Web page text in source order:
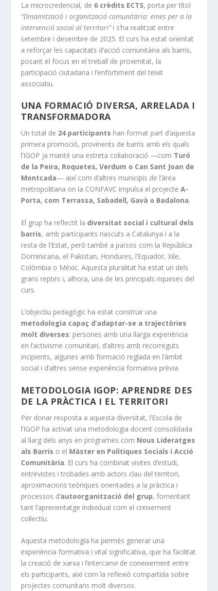
La microcredencial, de 6 crèdits ECTS, porta per títol
“Dinamització i organització comunitària: eines per a la
intervenció social al territori”i s’ha realitzat entre
setembre i desembre de 2025. El curs ha estat orientat
a reforçar les capacitats d’acció comunitària als barris,
posant el focus en el treball de proximitat, la
participació ciutadana i l’enfortiment del teixit
associatiu.
UNA FORMACIÓ DIVERSA, ARRELADA I
TRANSFORMADORA
Un total de 24 participants han format part d’aquesta
primera promoció, provinents de barris amb els quals
l’IGOP ja manté una estreta col·laboració —com Turó
de la Peira, Roquetes, Verdum o Can Sant Joan de
Montcada— així com d’altres municipis de l’àrea
metropolitana on la CONFAVC impulsa el projecte A-
Porta, com Terrassa, Sabadell, Gavà o Badalona.
El grup ha reflectit la diversitat social i cultural dels
barris, amb participants nascuts a Catalunya i a la
resta de l’Estat, però també a països com la República
Dominicana, el Pakistan, Hondures, l’Equador, Xile,
Colòmbia o Mèxic. Aquesta pluralitat ha estat un dels
grans reptes i, alhora, una de les principals riqueses del
curs.
L’objectiu pedagògic ha estat construir una
metodologia capaç d’adaptar-se a trajectòries
molt diverses: persones amb una llarga experiència
en l’activisme comunitari, d’altres amb recorreguts
incipients, algunes amb formació reglada en l’àmbit
social i d’altres sense experiència formativa prèvia.
METODOLOGIA IGOP: APRENDRE DES
DE LA PRÀCTICA I EL TERRITORI
Per donar resposta a aquesta diversitat, l’Escola de
l’IGOP ha activat una metodologia docent consolidada
al llarg dels anys en programes com Nous Lideratges
als Barris o el Màster en Polítiques Socials i Acció
Comunitària. El curs ha combinat visites d’estudi,
entrevistes i trobades amb actors clau del territori,
aproximacions teòriques orientades a la pràctica i
processos d’autoorganització del grup, fomentant
tant l’aprenentatge individual com el creixement
col·lectiu.
Aquesta metodologia ha permès generar una
experiència formativa i vital significativa, que ha facilitat
la creació de xarxa i l’intercanvi de coneixement entre
els participants, així com la reflexió compartida sobre
projectes comunitaris molt diversos.